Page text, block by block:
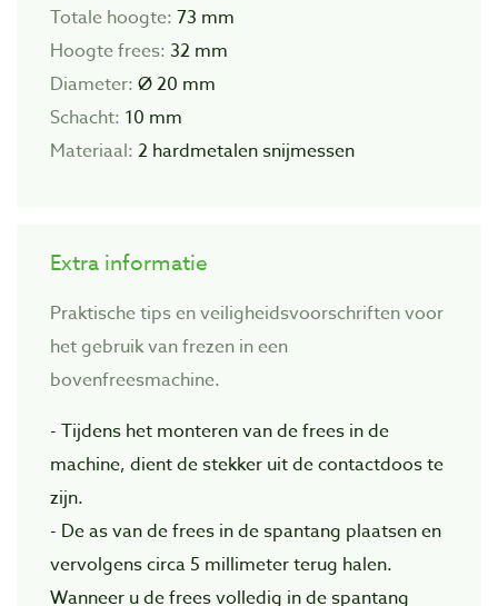
Totale hoogte: 73 mm
Hoogte frees: 32 mm
Diameter: Ø 20 mm
Schacht: 10 mm
Materiaal: 2 hardmetalen snijmessen
Extra informatie
Praktische tips en veiligheidsvoorschriften voor
het gebruik van frezen in een
bovenfreesmachine.
- Tijdens het monteren van de frees in de
machine, dient de stekker uit de contactdoos te
zijn.
- De as van de frees in de spantang plaatsen en
vervolgens circa 5 millimeter terug halen.
Wanneer u de frees volledig in de spantang